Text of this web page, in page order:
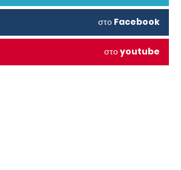
στο Facebook
στοyoutube